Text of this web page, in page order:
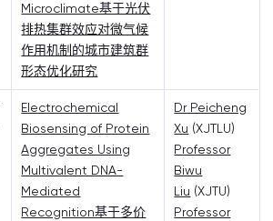
Microclimate基于光伏
排热集群效应对微气候
作用机制的城市建筑群
形态优化研究
Electrochemical
Biosensing of Protein
Aggregates Using
Multivalent DNA-
Mediated
Recognition基于多价
Dr Peicheng
Xu (XJTLU)
Professor
Biwu
Liu (XJTU)
Professor